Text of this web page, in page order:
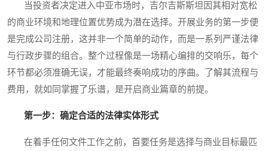
当投资者决定进入中亚市场时，吉尔吉斯斯坦因其相对宽松
的商业环境和地理位置优势成为潜在选择。开展业务的第一步便
是完成公司注册，这并非一个简单的动作，而是一系列严谨法律
与行政步骤的组合。整个过程像是一场精心编排的交响乐，每个
环节都必须准确无误，才能最终奏响成功的序曲。了解其流程与
费用，就如同掌握了乐谱，是开启商业篇章的前提。
第一步：确定合适的法律实体形式
在着手任何文件工作之前，首要任务是选择与商业目标最匹